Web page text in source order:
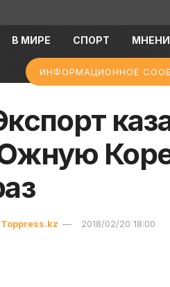
В МИРЕ СПОРТ
ИНФОРМАЦИОННОЕ
Toppress.kz 2018/02/20 18:00